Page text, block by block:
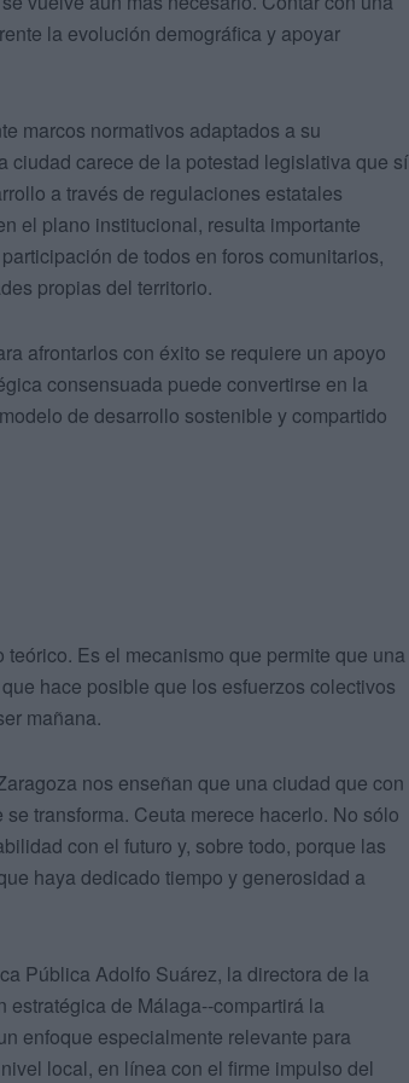
la evolución demográfica y apoyar
marcos normativos adaptados a su
ciudad carece de la potestad legislativa que sí
a través de regulaciones estatales
el plano institucional, resulta importante
de todos en foros comunitarios,
propias del territorio.
afrontarlos con éxito se requiere un apoyo
consensuada puede convertirse en la
de desarrollo sostenible y compartido
Es el mecanismo que permite que una
hace posible que los esfuerzos colectivos
mañana.
nos enseñan que una ciudad que con
transforma. Ceuta merece hacerlo. No sólo
con el futuro y, sobre todo, porque las
haya dedicado tiempo y generosidad a
Pública Adolfo Suárez, la directora de la
de Málaga--compartirá la
enfoque especialmente relevante para
local, en línea con el firme impulso del